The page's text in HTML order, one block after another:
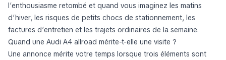
l’enthousiasme retombé et quand vous imaginez les matins
d’hiver, les risques de petits chocs de stationnement, les
factures d’entretien et les trajets ordinaires de la semaine.
Quand une Audi A4 allroad mérite-t-elle une visite ?
Une annonce mérite votre temps lorsque trois éléments sont